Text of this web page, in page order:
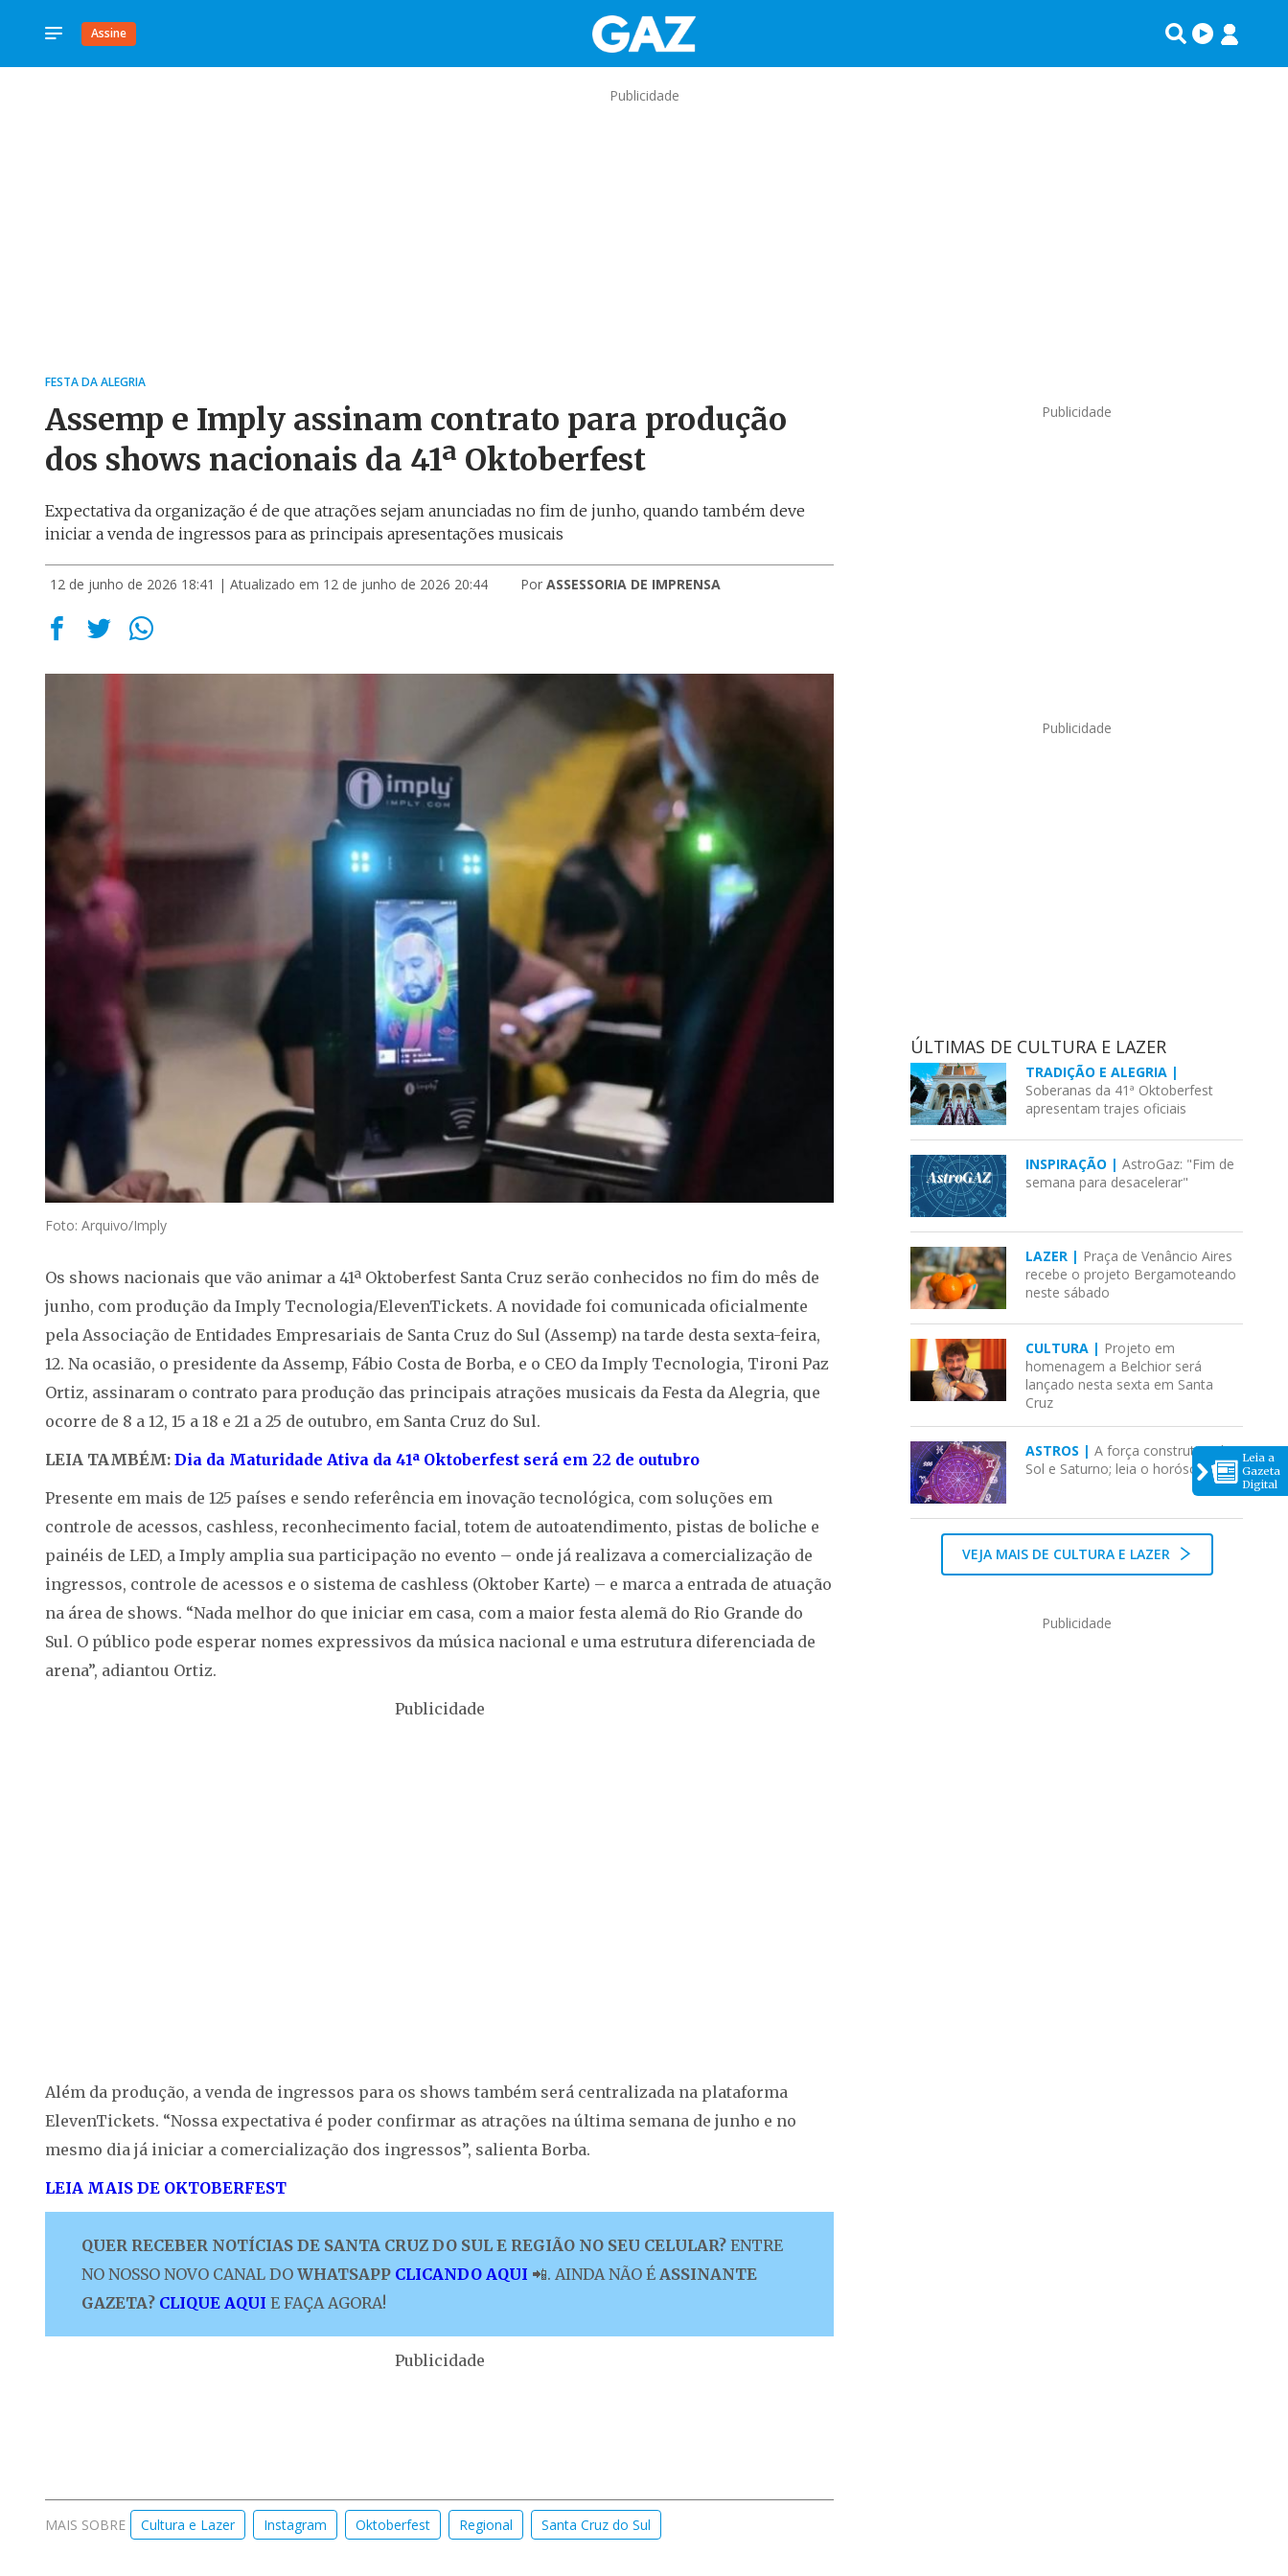
Assine
Leia a
Gazeta
Digital
Publicidade
FESTA DA ALEGRIA
Assemp e Imply assinam contrato para produção
dos shows nacionais da 41ª Oktoberfest
Expectativa da organização é de que atrações sejam anunciadas no fim de junho, quando também deve
iniciar a venda de ingressos para as principais apresentações musicais
12 de junho de 2026 18:41 | Atualizado em 12 de junho de 2026 20:44 Por ASSESSORIA DE IMPRENSA
Foto: Arquivo/Imply
Os shows nacionais que vão animar a 41ª Oktoberfest Santa Cruz serão conhecidos no fim do mês de
junho, com produção da Imply Tecnologia/ElevenTickets. A novidade foi comunicada oficialmente
pela Associação de Entidades Empresariais de Santa Cruz do Sul (Assemp) na tarde desta sexta-feira,
12. Na ocasião, o presidente da Assemp, Fábio Costa de Borba, e o CEO da Imply Tecnologia, Tironi Paz
Ortiz, assinaram o contrato para produção das principais atrações musicais da Festa da Alegria, que
ocorre de 8 a 12, 15 a 18 e 21 a 25 de outubro, em Santa Cruz do Sul.
LEIA TAMBÉM: Dia da Maturidade Ativa da 41ª Oktoberfest será em 22 de outubro
Presente em mais de 125 países e sendo referência em inovação tecnológica, com soluções em
controle de acessos, cashless, reconhecimento facial, totem de autoatendimento, pistas de boliche e
painéis de LED, a Imply amplia sua participação no evento – onde já realizava a comercialização de
ingressos, controle de acessos e o sistema de cashless (Oktober Karte) – e marca a entrada de atuação
na área de shows. “Nada melhor do que iniciar em casa, com a maior festa alemã do Rio Grande do
Sul. O público pode esperar nomes expressivos da música nacional e uma estrutura diferenciada de
arena”, adiantou Ortiz.
Publicidade
Além da produção, a venda de ingressos para os shows também será centralizada na plataforma
ElevenTickets. “Nossa expectativa é poder confirmar as atrações na última semana de junho e no
mesmo dia já iniciar a comercialização dos ingressos”, salienta Borba.
LEIA MAIS DE OKTOBERFEST
QUER RECEBER NOTÍCIAS DE SANTA CRUZ DO SUL E REGIÃO NO SEU CELULAR? ENTRE
NO NOSSO NOVO CANAL DO WHATSAPP CLICANDO AQUI 📲. AINDA NÃO É ASSINANTE
GAZETA? CLIQUE AQUI E FAÇA AGORA!
Publicidade
MAIS SOBRE Cultura e Lazer Instagram Oktoberfest Regional Santa Cruz do Sul
Publicidade
Publicidade
ÚLTIMAS DE CULTURA E LAZER
TRADIÇÃO E ALEGRIA |
Soberanas da 41ª Oktoberfest
apresentam trajes oficiais
INSPIRAÇÃO |AstroGaz: "Fim de
semana para desacelerar"
LAZER | Praça de Venâncio Aires
recebe o projeto Bergamoteando
neste sábado
CULTURA | Projeto em
homenagem a Belchior será
lançado nesta sexta em Santa
Cruz
ASTROS |A força construtiva de
Sol e Saturno; leia o horóscopo
VEJA MAIS DE CULTURA E LAZER
Publicidade